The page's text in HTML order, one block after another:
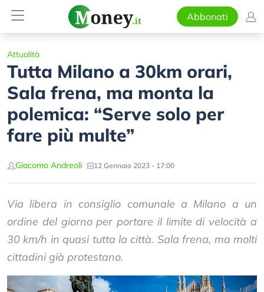
Abbonati
Attualità
Tutta Milano a 30km orari,
Sala frena, ma monta la
polemica: “Serve solo per
fare più multe”
Giacomo Andreoli 12 Gennaio 2023 - 17:00
Via libera in consiglio comunale a Milano a un
ordine del giorno per portare il limite di velocità a
30 km/h in quasi tutta la città. Sala frena, ma molti
cittadini già protestano.